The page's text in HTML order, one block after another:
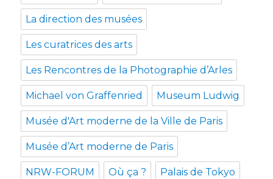
La direction des musées
Les curatrices des arts
Les Rencontres de la Photographie d’Arles
Michael von Graffenried Museum Ludwig
Musée d'Art moderne de la Ville de Paris
Musée d’Art moderne de Paris
NRW-FORUM Où ça ? Palais de Tokyo